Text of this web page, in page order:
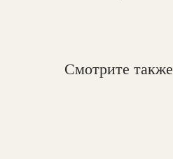
Смотрите также